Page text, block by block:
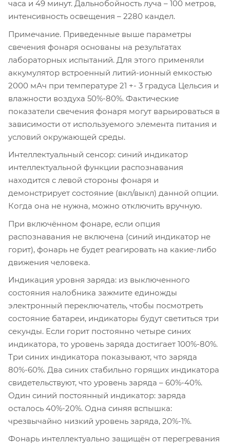
часа и 49 минут. Дальнобойность луча – 100 метров,
интенсивность освещения – 2280 кандел.
Примечание. Приведенные выше параметры
свечения фонаря основаны на результатах
лабораторных испытаний. Для этого применяли
аккумулятор встроенный литий-ионный емкостью
2000 мАч при температуре 21 +- 3 градуса Цельсия и
влажности воздуха 50%-80%. Фактические
показатели свечения фонаря могут варьироваться в
зависимости от используемого элемента питания и
условий окружающей среды.
Интеллектуальный сенсор: синий индикатор
интеллектуальной функции распознавания
находится с левой стороны фонаря и
демонстрирует состояние (вкл/выкл) данной опции.
Когда она не нужна, можно отключить вручную.
При включённом фонаре, если опция
распознавания не включена (синий индикатор не
горит), фонарь не будет реагировать на какие-либо
движения человека.
Индикация уровня заряда: из выключенного
состояния налобника зажмите единожды
электронный переключатель, чтобы посмотреть
состояние батареи, индикаторы будут светиться три
секунды. Если горит постоянно четыре синих
индикатора, то уровень заряда достигает 100%-80%.
Три синих индикатора показывают, что заряда
80%-60%. Два синих стабильно горящих индикатора
свидетельствуют, что уровень заряда – 60%-40%.
Один синий постоянный индикатор: заряда
осталось 40%-20%. Одна синяя вспышка:
чрезвычайно низкий уровень заряда, 20%-1%.
Фонарь интеллектуально защищён от перегревания